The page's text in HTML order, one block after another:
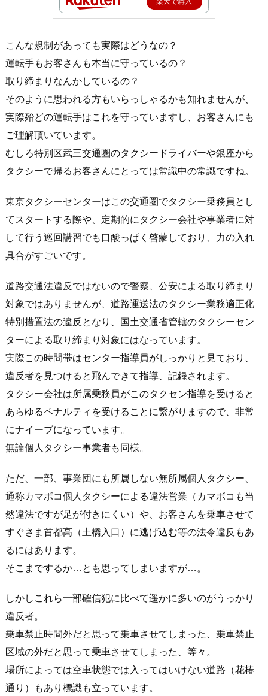
こんな規制があっても実際はどうなの？
運転手もお客さんも本当に守っているの？
取り締まりなんかしているの？
そのように思われる方もいらっしゃるかも知れませんが、
実際殆どの運転手はこれを守っていますし、お客さんにも
ご理解頂いています。
むしろ特別区武三交通圏のタクシードライバーや銀座から
タクシーで帰るお客さんにとっては常識中の常識ですね。
東京タクシーセンターはこの交通圏でタクシー乗務員とし
てスタートする際や、定期的にタクシー会社や事業者に対
して行う巡回講習でも口酸っぱく啓蒙しており、力の入れ
具合がすごいです。
道路交通法違反ではないので警察、公安による取り締まり
対象ではありませんが、道路運送法のタクシー業務適正化
特別措置法の違反となり、国土交通省管轄のタクシーセン
ターによる取り締まり対象にはなっています。
実際この時間帯はセンター指導員がしっかりと見ており、
違反者を見つけると飛んできて指導、記録されます。
タクシー会社は所属乗務員がこのタクセン指導を受けると
あらゆるペナルティを受けることに繋がりますので、非常
にナイーブになっています。
無論個人タクシー事業者も同様。
ただ、一部、事業団にも所属しない無所属個人タクシー、
通称カマボコ個人タクシーによる違法営業（カマボコも当
然違法ですが足が付きにくい）や、お客さんを乗車させて
すぐさま首都高（土橋入口）に逃げ込む等の法令違反もあ
るにはあります。
そこまでするか…とも思ってしまいますが…。
しかしこれら一部確信犯に比べて遥かに多いのがうっかり
違反者。
乗車禁止時間外だと思って乗車させてしまった、乗車禁止
区域の外だと思って乗車させてしまった、等々。
場所によっては空車状態では入ってはいけない道路（花椿
通り）もあり標識も立っています。